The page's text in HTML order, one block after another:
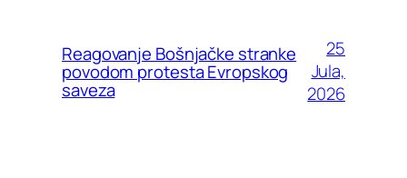
Reagovanje Bošnjačke stranke
povodom protesta Evropskog
saveza
25
Jula,
2026